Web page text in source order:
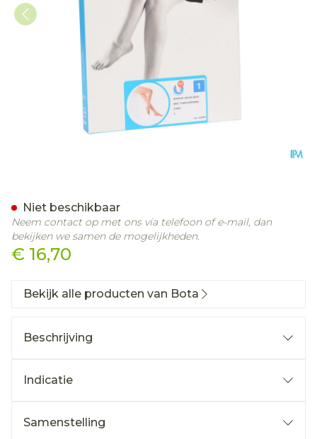
€ 16,70
Niet beschikbaar
Neem contact op met ons via telefoon of e-mail, dan
bekijken we samen de mogelijkheden.
Bekijk alle producten van Bota
Beschrijving
Indicatie
Samenstelling